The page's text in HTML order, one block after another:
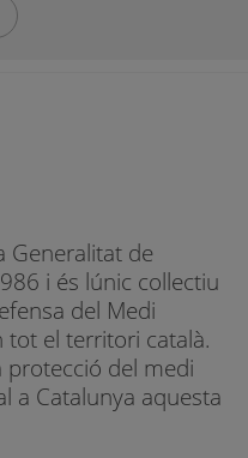
Generalitat de
i és lúnic collectiu
del Medi
el territori català.
protecció del medi
a Catalunya aquesta